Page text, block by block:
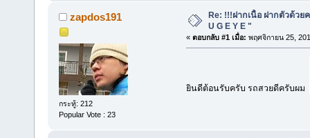
zapdos191
กระทู้: 212
Popular Vote : 23
Re: !!!ฝากเนื้อ ฝากตัวด้ว
U G E Y E "
« ตอบกลับ #1 เมื่อ: พฤศจิกายน 25,
ยินดีต้อนรับครับ รถสวยดีครับผม